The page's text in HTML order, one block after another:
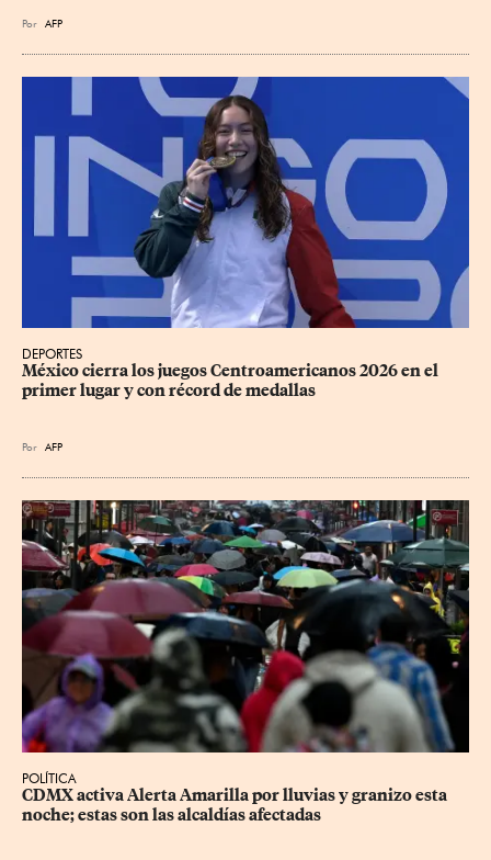
Por AFP
DEPORTES
México cierra los juegos Centroamericanos 2026 en el
primer lugar y con récord de medallas
Por AFP
POLÍTICA
CDMX activa Alerta Amarilla por lluvias y granizo esta
noche; estas son las alcaldías afectadas